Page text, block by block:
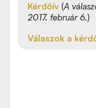
Kérdőív (A
2017. február 6.)
Válaszok a